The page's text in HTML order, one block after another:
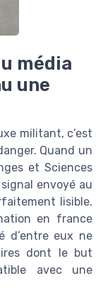
média
une
militant, c’est
Quand un
et Sciences
envoyé au
lisible.
en france
d’entre eux ne
dont le but
avec une